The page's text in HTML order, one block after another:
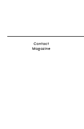
Contact
Magazine